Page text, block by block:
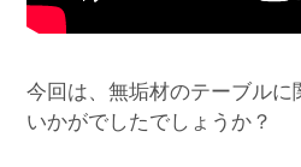
今回は、無垢材のテーブルに
いかがでしたでしょうか？